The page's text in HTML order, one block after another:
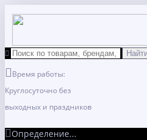
Время работы:
Круглосуточно без
выходных и праздников
Определение...